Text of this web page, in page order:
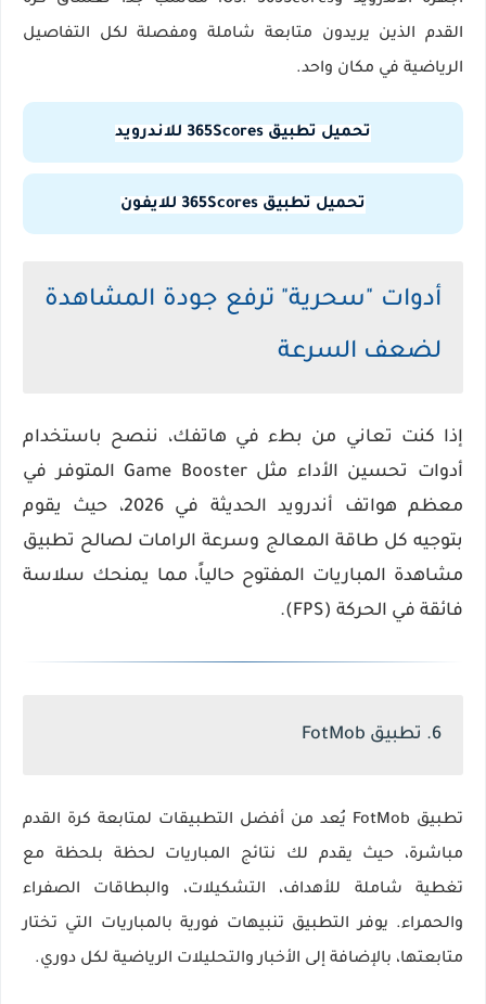
القدم الذين يريدون متابعة شاملة ومفصلة لكل التفاصيل
الرياضية في مكان واحد.
تحميل تطبيق 365Scores للاندرويد
تحميل تطبيق 365Scores للايفون
أدوات "سحرية" ترفع جودة المشاهدة
لضعف السرعة
إذا كنت تعاني من بطء في هاتفك، ننصح باستخدام
أدوات تحسين الأداءمثلGame Boosterالمتوفر في
معظم هواتف أندرويد الحديثة في 2026، حيث يقوم
بتوجيه كل طاقة المعالج وسرعة الرامات لصالحتطبيق
مشاهدة المبارياتالمفتوح حالياً، مما يمنحك سلاسة
فائقة في الحركة (FPS).
تطبيق FotMob يُعد من أفضل التطبيقات لمتابعة كرة القدم
مباشرة، حيث يقدم لك نتائج المباريات لحظة بلحظة مع
تغطية شاملة للأهداف، التشكيلات، والبطاقات الصفراء
والحمراء. يوفر التطبيق تنبيهات فورية بالمباريات التي تختار
متابعتها، بالإضافة إلى الأخبار والتحليلات الرياضية لكل دوري.